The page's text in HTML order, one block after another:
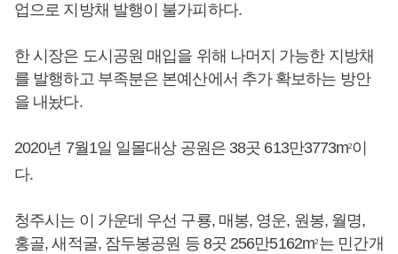
업으로 지방채 발행이 불가피하다.
한 시장은 도시공원 매입을 위해 나머지 가능한 지방채
를 발행하고 부족분은 본예산에서 추가 확보하는 방안
을 내놨다.
2020년 7월1일 일몰대상 공원은 38곳 613만3773m2이
다.
청주시는 이 가운데 우선 구룡, 매봉, 영운, 원봉, 월명,
홍골, 새적굴, 잠두봉공원 등 8곳 256만5162m2 는 민간개